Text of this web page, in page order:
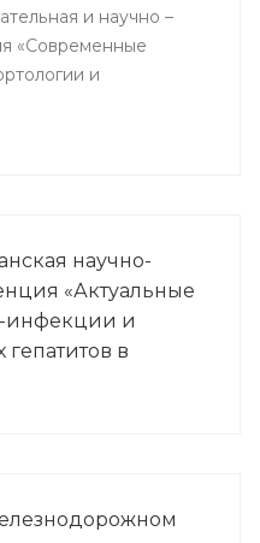
и научно –
«Современные
и
научно-
«Актуальные
инфекции и
в